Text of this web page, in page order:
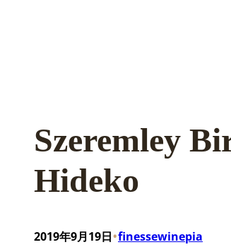
Szeremley
Hideko
2019年9月19日•finessewinepia